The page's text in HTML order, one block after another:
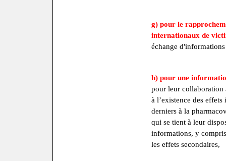
g) pour le
internationaux de
échange
h) pour une
pour leur collaboration
à l’existence des
derniers à la
qui se tient à leur
informations, y
les effets secondaires,